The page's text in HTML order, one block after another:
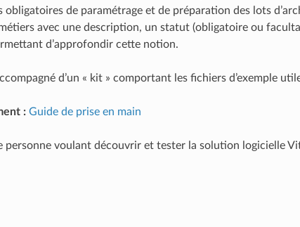
obligatoires de paramétrage et de préparation des lots
avec une description, un statut (obligatoire ou
d’approfondir cette notion.
d’un « kit » comportant les fichiers d’exemple
: Guide de prise en main
voulant découvrir et tester la solution logicielle